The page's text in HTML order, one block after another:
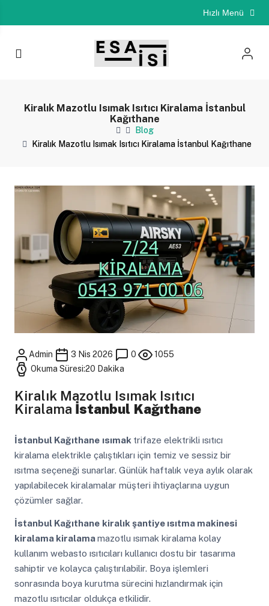
Hızlı Menü
Kiralık Mazotlu Isımak Isıtıcı Kiralama İstanbul
Kağıthane
Blog
Kiralık Mazotlu Isımak Isıtıcı Kiralama İstanbul Kağıthane
Admin 3 Nis 2026 0
1055
Okuma Süresi:20 Dakika
Kiralık Mazotlu Isımak Isıtıcı
Kiralama İstanbul Kağıthane
İstanbul Kağıthane ısımak trifaze elektrikli ısıtıcı
kiralama elektrikle çalıştıkları için temiz ve sessiz bir
ısıtma seçeneği sunarlar. Günlük haftalık veya aylık olarak
yapılabilecek kiralamalar müşteri ihtiyaçlarına uygun
çözümler sağlar.
İstanbul Kağıthane kiralık şantiye ısıtma makinesi
kiralama kiralamamazotlu ısımak kiralama kolay
kullanım webasto ısıtıcıları kullanıcı dostu bir tasarıma
sahiptir ve kolayca çalıştırılabilir. Boya işlemleri
sonrasında boya kurutma sürecini hızlandırmak için
mazotlu ısıtıcılar oldukça etkilidir.